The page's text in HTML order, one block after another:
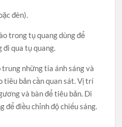
đèn).
trong tụ quang dùng để
đi qua tụ quang.
những tia ánh sáng và
tiêu bản cần quan sát. Vị trí
và bàn để tiêu bản. Di
để điều chỉnh độ chiếu sáng.